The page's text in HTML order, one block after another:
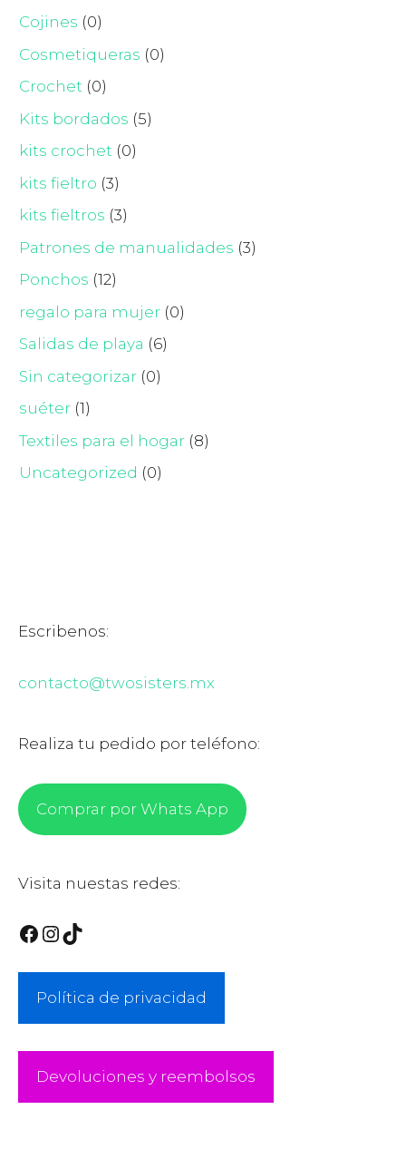
Cojines (0)
Cosmetiqueras (0)
Crochet (0)
Kits bordados (5)
kits crochet (0)
kits fieltro (3)
kits fieltros (3)
Patrones de manualidades (3)
Ponchos (12)
regalo para mujer (0)
Salidas de playa (6)
Sin categorizar (0)
suéter (1)
Textiles para el hogar (8)
Uncategorized (0)
Escribenos:
contacto@twosisters.mx
Realiza tu pedido por teléfono:
Comprar por Whats App
Visita nuestas redes:
Facebook
Instagram
TikTok
Política de privacidad
Devoluciones y reembolsos